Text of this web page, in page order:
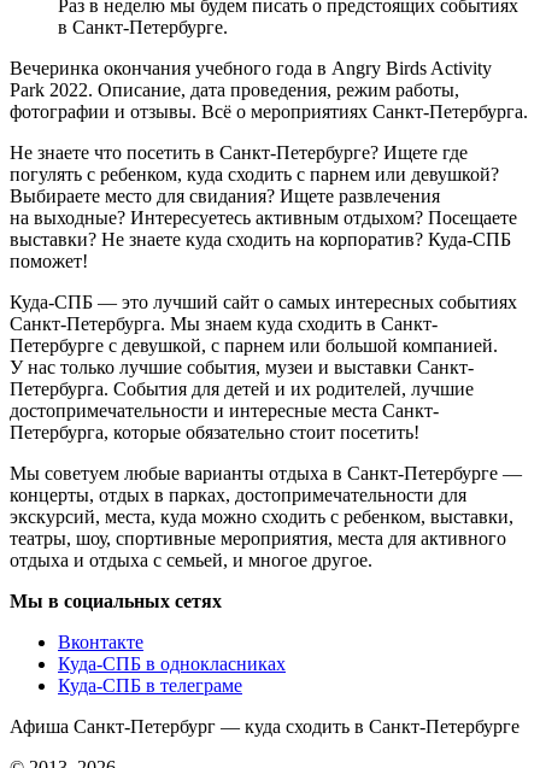
Раз в неделю мы будем писать о предстоящих событиях
в Санкт-Петербурге.
Вечеринка окончания учебного года в Angry Birds Activity
Park 2022. Описание, дата проведения, режим работы,
фотографии и отзывы. Всё о мероприятиях Санкт-Петербурга.
Не знаете что посетить в Санкт-Петербурге? Ищете где
погулять с ребенком, куда сходить с парнем или девушкой?
Выбираете место для свидания? Ищете развлечения
на выходные? Интересуетесь активным отдыхом? Посещаете
выставки? Не знаете куда сходить на корпоратив? Куда-СПБ
поможет!
Куда-СПБ — это лучший сайт о самых интересных событиях
Санкт-Петербурга. Мы знаем куда сходить в Санкт-
Петербурге с девушкой, с парнем или большой компанией.
У нас только лучшие события, музеи и выставки Санкт-
Петербурга. События для детей и их родителей, лучшие
достопримечательности и интересные места Санкт-
Петербурга, которые обязательно стоит посетить!
Мы советуем любые варианты отдыха в Санкт-Петербурге —
концерты, отдых в парках, достопримечательности для
экскурсий, места, куда можно сходить с ребенком, выставки,
театры, шоу, спортивные мероприятия, места для активного
отдыха и отдыха с семьей, и многое другое.
Мы в социальных сетях
Вконтакте
Куда-СПБ в однокласниках
Куда-СПБ в телеграме
Афиша Санкт-Петербург — куда сходить в Санкт-Петербурге